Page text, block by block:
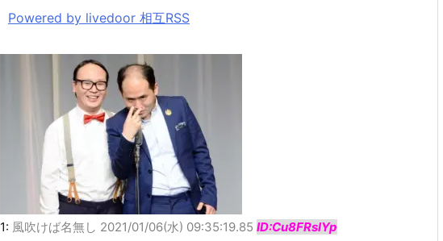
Powered by livedoor 相互RSS
1: 風吹けば名無し 2021/01/06(水) 09:35:19.85 ID:Cu8FRslYp